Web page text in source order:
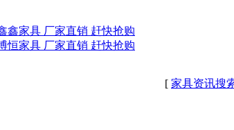
鑫家具 厂家直销 赶快抢购
恒家具 厂家直销 赶快抢购
[ 家具资讯搜